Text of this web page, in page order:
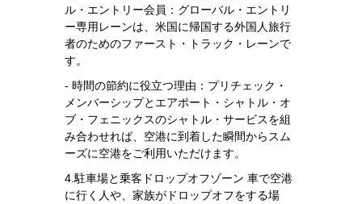
ル・エントリー会員：グローバル・エントリ
ー専用レーンは、米国に帰国する外国人旅行
者のためのファースト・トラック・レーンで
す。
- 時間の節約に役立つ理由：プリチェック・
メンバーシップとエアポート・シャトル・オ
ブ・フェニックスのシャトル・サービスを組
み合わせれば、空港に到着した瞬間からスム
ーズに空港をご利用いただけます。
4.駐車場と乗客ドロップオフゾーン 車で空港
に行く人や、家族がドロップオフをする場